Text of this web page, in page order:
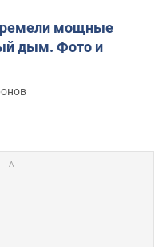
мощные
дым. Фото и